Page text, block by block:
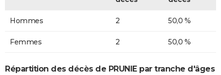
Hommes 2 50,0 %
Femmes 2 50,0 %
Répartition des décès de PRUNIE par tranche d'âges